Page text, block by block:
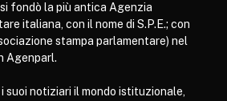
fondò la più antica Agenzia
italiana, con il nome di S.P.E.; con
stampa parlamentare) nel
Agenparl.
suoi notiziari il mondo istituzionale,